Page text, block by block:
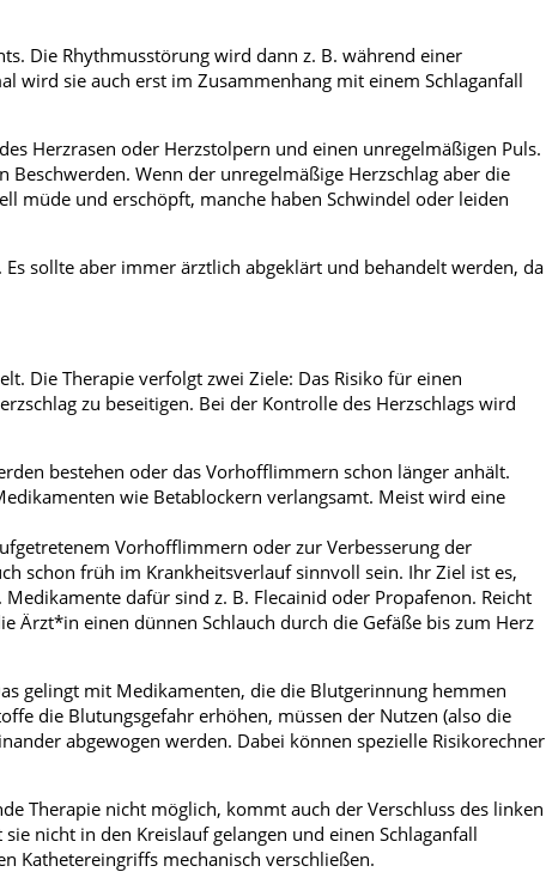
Die Rhythmusstörung wird dann z. B. während einer
wird sie auch erst im Zusammenhang mit einem Schlaganfall
Herzrasen oder Herzstolpern und einen unregelmäßigen Puls.
Wenn der unregelmäßige Herzschlag aber die
müde und erschöpft, manche haben Schwindel oder leiden
sollte aber immer ärztlich abgeklärt und behandelt werden, da
Die Therapie verfolgt zwei Ziele: Das Risiko für einen
zu beseitigen. Bei der Kontrolle des Herzschlags wird
bestehen oder das Vorhofflimmern schon länger anhält.
wie Betablockern verlangsamt. Meist wird eine
Vorhofflimmern oder zur Verbesserung der
schon früh im Krankheitsverlauf sinnvoll sein. Ihr Ziel ist es,
dafür sind z. B. Flecainid oder Propafenon. Reicht
Ärzt*in einen dünnen Schlauch durch die Gefäße bis zum Herz
gelingt mit Medikamenten, die die Blutgerinnung hemmen
die Blutungsgefahr erhöhen, müssen der Nutzen (also die
abgewogen werden. Dabei können spezielle Risikorechner
Therapie nicht möglich, kommt auch der Verschluss des linken
nicht in den Kreislauf gelangen und einen Schlaganfall
Kathetereingriffs mechanisch verschließen.